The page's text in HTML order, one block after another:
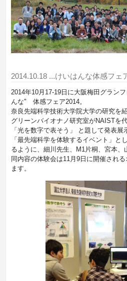
2014.10.18 ...けいはんな体感フェ
2014年10月17-19日に大阪梅田グラン
んな" 体感フェア2014。
奈良先端科学技術大学院大学の研究を
グリーンバイオナノ研究室がNAISTを代
「光を数字で表そう」
と題して発表展
「最先端科学を体験するイベント」と
るように、細川先生、M1片桐、宮本、
同内容の体験会は11月9日に開催され
ます。